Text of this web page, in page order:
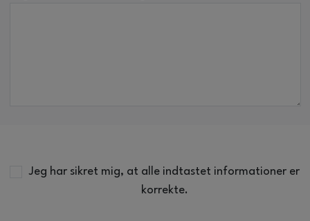
Jeg har sikret mig, at alle indtastet informationer er
korrekte.